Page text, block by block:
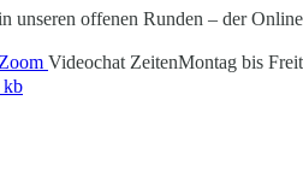
unseren offenen Runden – der
Videochat ZeitenMontag bis
kb